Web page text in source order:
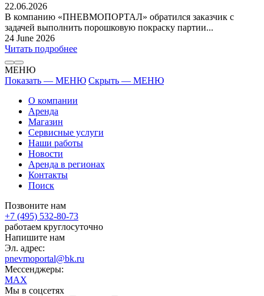
22.06.2026
В компанию «ПНЕВМОПОРТАЛ» обратился заказчик с
задачей выполнить порошковую покраску партии...
24 June 2026
Читать подробнее
МЕНЮ
Показать — МЕНЮ Скрыть — МЕНЮ
О компании
Аренда
Магазин
Сервисные услуги
Наши работы
Новости
Аренда в регионах
Контакты
Поиск
Позвоните нам
+7 (495) 532-80-73
работаем круглосуточно
Напишите нам
Эл. адрес:
pnevmoportal@bk.ru
Мессенджеры:
MAX
Мы в соцсетях